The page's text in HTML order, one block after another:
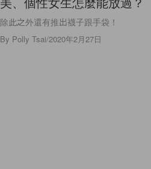
除此之外還有推出襪子跟手袋！
By Polly Tsai/2020年2月27日